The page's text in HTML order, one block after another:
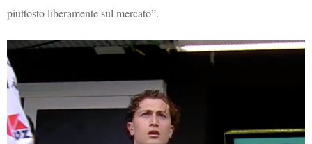
piuttosto liberamente sul mercato”.